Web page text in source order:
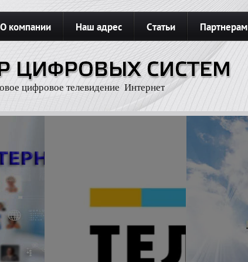
О компании Наш адрес Статьи Партнерам
Карта сайта Подключить интернет
цифровое телевидение Интернет